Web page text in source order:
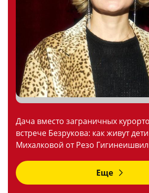
Дача вместо заграничных
встрече Безрукова: как живут
Михалковой от Резо
Еще